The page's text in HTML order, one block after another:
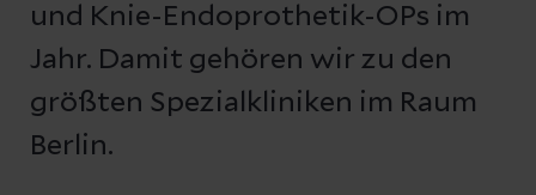
und Knie-Endoprothetik-OPs im
Jahr. Damit gehören wir zu den
größten Spezialkliniken im Raum
Berlin.